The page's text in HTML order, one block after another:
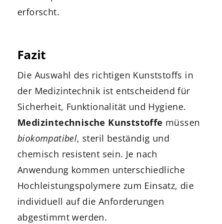
erforscht.
Fazit
Die Auswahl des richtigen Kunststoffs in
der Medizintechnik ist entscheidend für
Sicherheit, Funktionalität und Hygiene.
Medizintechnische Kunststoffe müssen
biokompatibel, steril beständig und
chemisch resistent sein. Je nach
Anwendung kommen unterschiedliche
Hochleistungspolymere zum Einsatz, die
individuell auf die Anforderungen
abgestimmt werden.